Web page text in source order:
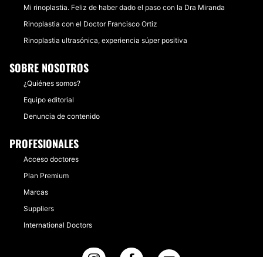
Mi rinoplastia. Feliz de haber dado el paso con la Dra Miranda
Rinoplastia con el Doctor Francisco Ortiz
Rinoplastia ultrasónica, experiencia súper positiva
SOBRE NOSOTROS
¿Quiénes somos?
Equipo editorial
Denuncia de contenido
PROFESIONALES
Acceso doctores
Plan Premium
Marcas
Suppliers
International Doctors